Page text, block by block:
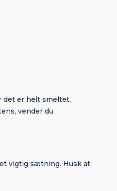
det er helt smeltet,
vender du
vigtig sætning. Husk at